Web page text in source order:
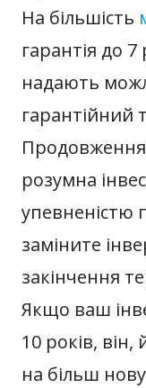
На більшість
гарантія до 7
надають
гарантійний
Продовження
розумна
упевненістю
заміните
закінчення
Якщо ваш
10 років,
на більш